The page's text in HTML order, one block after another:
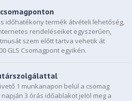
időhatékony termék átvételi lehetőség,
rendeléseiket egyszerűen,
szem előtt tartva vehetik át
GLS Csomagpont egyikén.
1 munkanapon belül a csomag
3 órás időablakot jelöl meg a